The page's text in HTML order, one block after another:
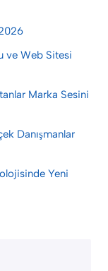
ve Web Sitesi
Marka Sesini
Danışmanlar
Yeni